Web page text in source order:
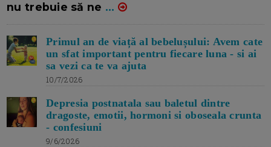
nu trebuie să ne ...
Primul an de viață al bebelușului: Avem cate
un sfat important pentru fiecare luna - si ai
sa vezi ca te va ajuta
10/7/2026
Depresia postnatala sau baletul dintre
dragoste, emotii, hormoni si oboseala crunta
- confesiuni
9/6/2026